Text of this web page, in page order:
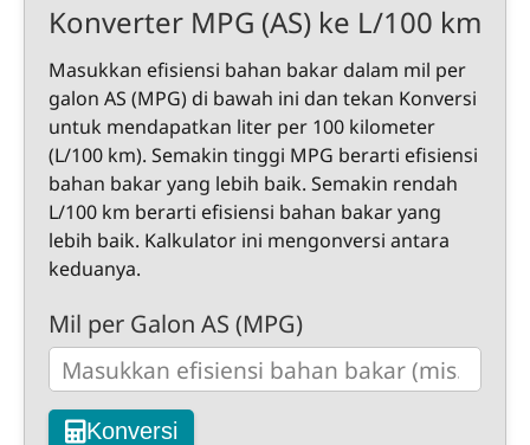
Konverter MPG (AS) ke L/100 km
Masukkan efisiensi bahan bakar dalam mil per
galon AS (MPG) di bawah ini dan tekan Konversi
untuk mendapatkan liter per 100 kilometer
(L/100 km). Semakin tinggi MPG berarti efisiensi
bahan bakar yang lebih baik. Semakin rendah
L/100 km berarti efisiensi bahan bakar yang
lebih baik. Kalkulator ini mengonversi antara
keduanya.
Mil per Galon AS (MPG)
Konversi